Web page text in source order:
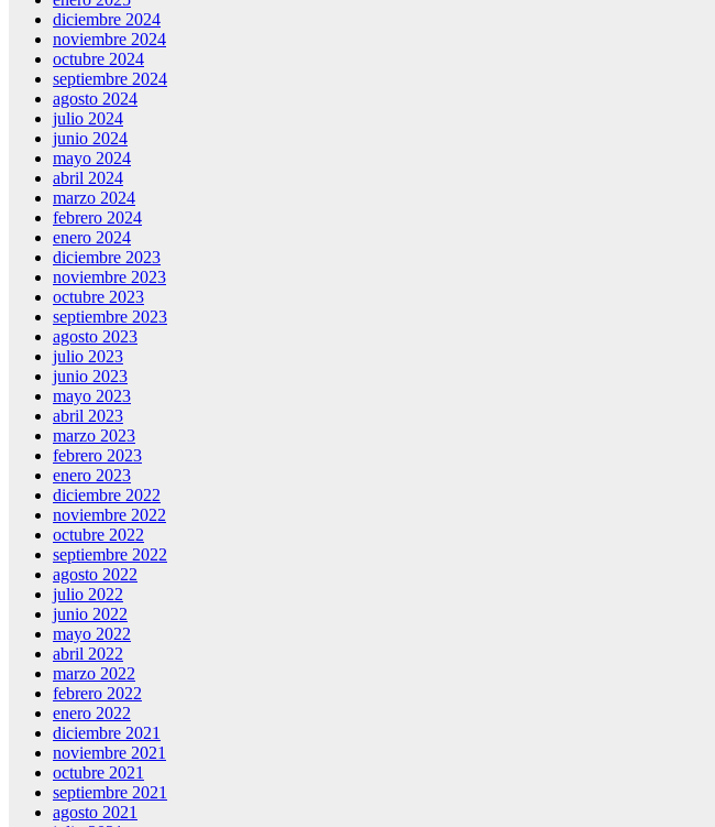
diciembre 2024
noviembre 2024
octubre 2024
septiembre 2024
agosto 2024
julio 2024
junio 2024
mayo 2024
abril 2024
marzo 2024
febrero 2024
enero 2024
diciembre 2023
noviembre 2023
octubre 2023
septiembre 2023
agosto 2023
julio 2023
junio 2023
mayo 2023
abril 2023
marzo 2023
febrero 2023
enero 2023
diciembre 2022
noviembre 2022
octubre 2022
septiembre 2022
agosto 2022
julio 2022
junio 2022
mayo 2022
abril 2022
marzo 2022
febrero 2022
enero 2022
diciembre 2021
noviembre 2021
octubre 2021
septiembre 2021
agosto 2021